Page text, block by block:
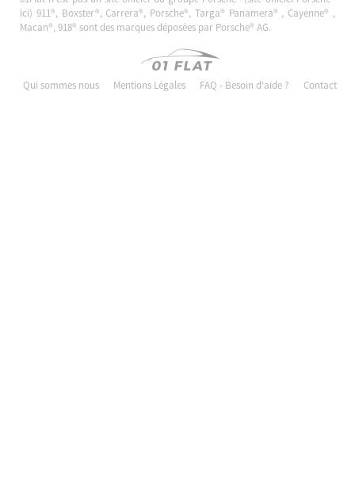
ici) 911®, Boxster®, Carrera®, Porsche®, Targa® Panamera® , Cayenne® ,
Macan®, 918® sont des marques déposées par Porsche® AG.
Qui sommes nous Mentions Légales FAQ - Besoin d'aide ? Contact